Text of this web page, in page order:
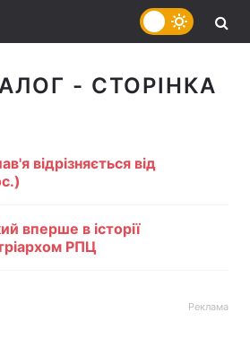
- СТОРІНКА
відрізняється від
вперше в історії
РПЦ
Реклама